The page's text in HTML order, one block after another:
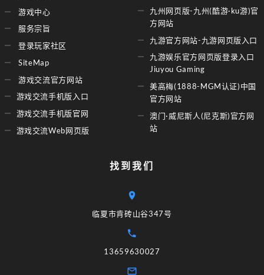
游戏中心
服务宗旨
登录玩家社区
SiteMap
游戏交流官方网站
游戏交流手机版入口
游戏交流手机版官网
游戏交流Web网页版
九州网页版-九州(酷游·ku游)官
方网站
九游官方网站-九游网页版入口
九游娱乐官方网页版登录入口
Jiuyou Gaming
美高梅(1888-MGM认证)中国
官方网站
澳门·威尼斯人(尼克斯)官方网
站
找到我们
临夏市肯砖山谷347号
13659630027